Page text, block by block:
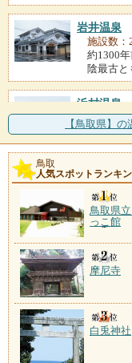
岩井温泉
施設数：
約1300
陰最古と
浜村温泉
施設数：
【鳥取県】
鳥取
人気スポットランキ
鳥取県
っこ館
摩尼寺
白兎神社